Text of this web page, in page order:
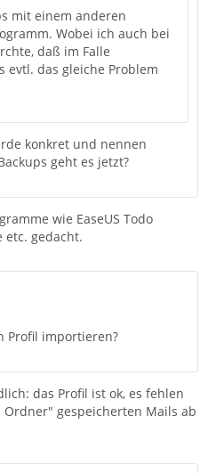
mit einem anderen
Wobei ich auch bei
daß im Falle
evtl. das gleiche Problem
konkret und nennen
geht es jetzt?
wie EaseUS Todo
etc. gedacht.
Profil importieren?
das Profil ist ok, es fehlen
gespeicherten Mails ab